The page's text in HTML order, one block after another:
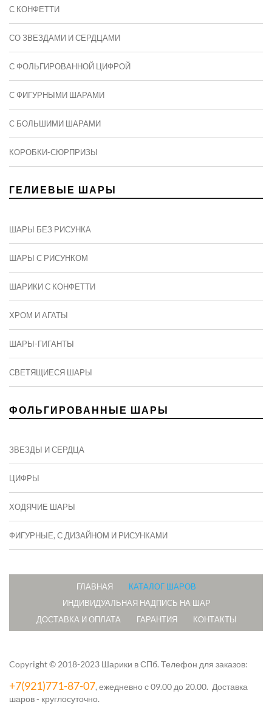
С КОНФЕТТИ
СО ЗВЕЗДАМИ И СЕРДЦАМИ
С ФОЛЬГИРОВАННОЙ ЦИФРОЙ
С ФИГУРНЫМИ ШАРАМИ
C БОЛЬШИМИ ШАРАМИ
КОРОБКИ-СЮРПРИЗЫ
ГЕЛИЕВЫЕ ШАРЫ
ШАРЫ БЕЗ РИСУНКА
ШАРЫ С РИСУНКОМ
ШАРИКИ С КОНФЕТТИ
ХРОМ И АГАТЫ
ШАРЫ-ГИГАНТЫ
СВЕТЯЩИЕСЯ ШАРЫ
ФОЛЬГИРОВАННЫЕ ШАРЫ
ЗВЕЗДЫ И СЕРДЦА
ЦИФРЫ
ХОДЯЧИЕ ШАРЫ
ФИГУРНЫЕ, С ДИЗАЙНОМ И РИСУНКАМИ
ГЛАВНАЯ
КАТАЛОГ ШАРОВ
ИНДИВИДУАЛЬНАЯ НАДПИСЬ НА ШАР
ДОСТАВКА И ОПЛАТА
ГАРАНТИЯ КОНТАКТЫ
Copyright © 2018-2023 Шарики в СПб. Телефон для заказов:
+7(921)771-87-07, ежедневно с 09.00 до 20.00. Доставка
шаров - круглосуточно.